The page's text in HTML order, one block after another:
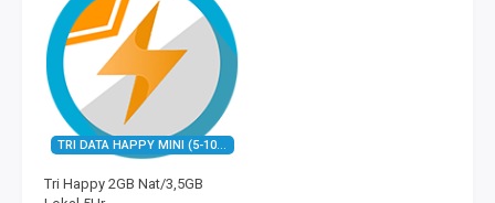
FREE FIRE
PUBG
DANA
SALDO GOJEK
TRI DATA HAPPY MINI (5-10Hari)
Tri Happy 2GB Nat/3,5GB